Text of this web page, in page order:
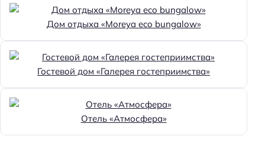
Дом отдыха «Moreya eco bungalow»
Гостевой дом «Галерея гостеприимства»
Отель «Атмосфера»